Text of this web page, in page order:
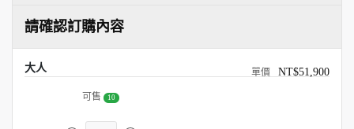
請確認訂購內容
大人 NT$51,900
可售 10